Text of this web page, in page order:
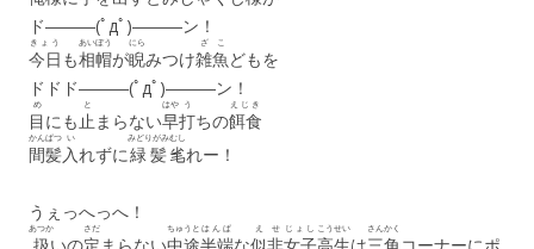
ド―――(ﾟдﾟ)―――ン！
今日
きょう
も相帽
あいぼう
が睨
にら
みつけ雑魚
ざこ
どもを
ドドド―――(ﾟдﾟ)―――ン！
目
め
にも止
と
まらない早
はや
打
う
ちの餌食
えじき
間髪
かんぱつ
入
い
れずに緑髪
みどりがみ
毟
むし
れー！
うぇっへっへ！
あつか さだ ちゅうと はんぱ えせ じょし こうせい さんかく